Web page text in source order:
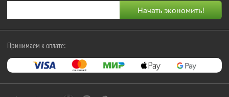
Принимаем к оплате: